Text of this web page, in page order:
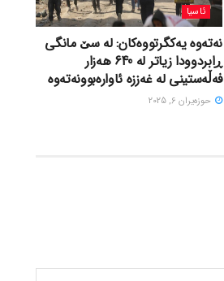
ئاسیا
نەتەوە یەکگرتووەکان: لە سێ مانگی
ڕابردوودا زیاتر لە 640 هەزار
فەڵەستینی لە غەززە ئاوارەبوونەتەوە
حوزه‌یران 6, 2025